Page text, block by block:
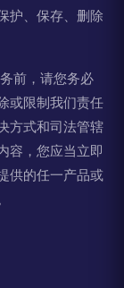
护、保存、删除
前，请您务必
或限制我们责任
方式和司法管辖
容，您应当立即
供的任一产品或